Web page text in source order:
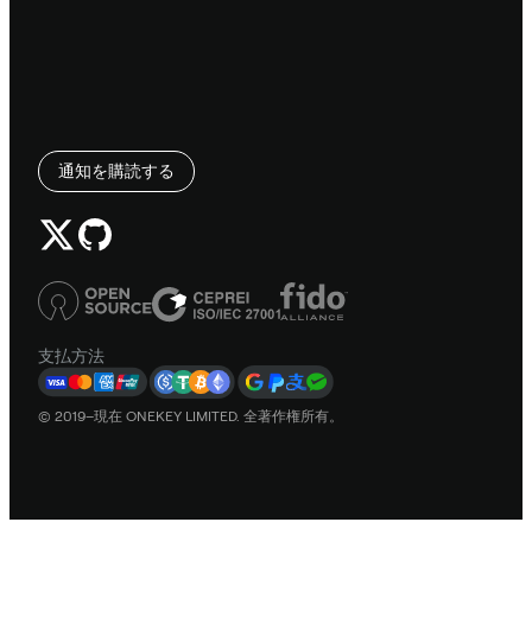
通知を購読する
支払方法
© 2019–現在 ONEKEY LIMITED. 全著作権所有。